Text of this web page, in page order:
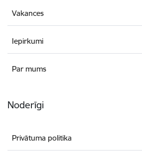
Vakances
Iepirkumi
Par mums
Noderīgi
Privātuma politika